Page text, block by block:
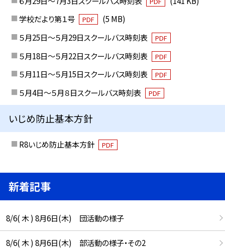
学校だより第１号
PDF
(5 MB)
５月25日～５月29日スクールバス時刻表
PDF
５月18日～５月22日スクールバス時刻表 PDF
５月11日～５月15日スクールバス時刻表 PDF
５月4日～５月８日スクールバス時刻表 PDF
いじめ防止基本方針
R8いじめ防止基本方針 PDF
新着記事
8/6( 木 ) 8月6日(木) 団活動の様子
8/6( 木 ) 8月6日(木) 部活動の様子・その2